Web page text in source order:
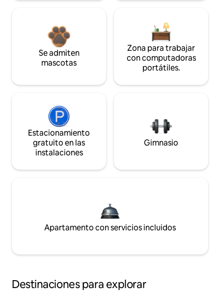
Se admiten
mascotas
Zona para trabajar
con computadoras
portátiles.
Estacionamiento
gratuito en las
instalaciones
Gimnasio
Apartamento con servicios incluidos
Destinaciones para explorar